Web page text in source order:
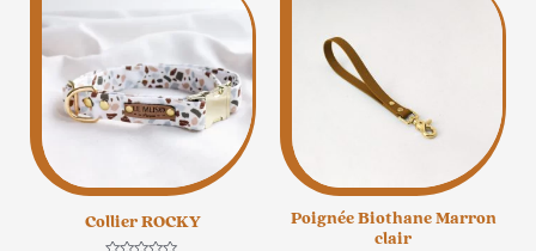
Collier ROCKY
produit
a
plusieurs
variations.
Les
options
peuvent
Poignée Biothane Marron
clair